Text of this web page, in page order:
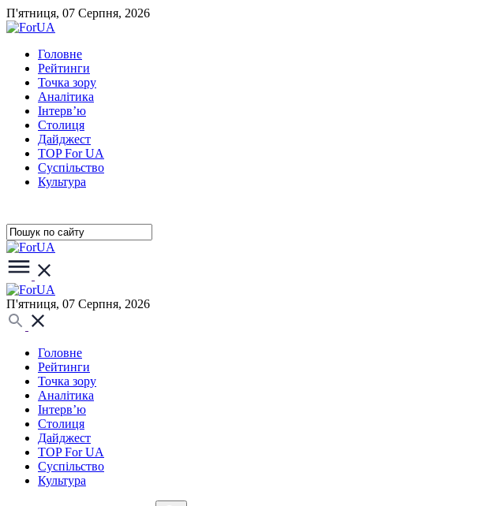
П'ятниця, 07 Серпня, 2026
Головне
Рейтинги
Точка зору
Аналітика
Інтерв’ю
Столиця
Дайджест
TOP For UA
Суспiльство
Культура
П'ятниця, 07 Серпня, 2026
Головне
Рейтинги
Точка зору
Аналітика
Інтерв’ю
Столиця
Дайджест
TOP For UA
Суспiльство
Культура